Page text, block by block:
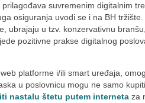
suvremenim digitalnim
osiguranja uvodi se i na BH tržište.
ubrajaju u tzv. konzervativnu
pozitivne prakse digitalnog
platforme i/ili smart uređaja,
u poslovnicu mogu ne samo kupiti
nastalu štetu putem interneta za